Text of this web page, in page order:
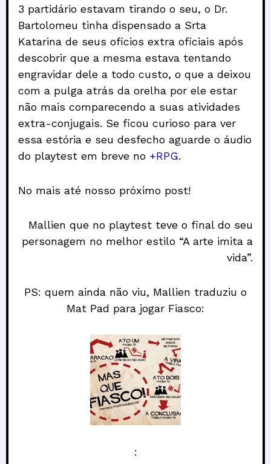
3 partidário estavam tirando o seu, o Dr.
Bartolomeu tinha dispensado a Srta
Katarina de seus ofícios extra oficiais após
descobrir que a mesma estava tentando
engravidar dele a todo custo, o que a deixou
com a pulga atrás da orelha por ele estar
não mais comparecendo a suas atividades
extra-conjugais. Se ficou curioso para ver
essa estória e seu desfecho aguarde o áudio
do playtest em breve no +RPG.
No mais até nosso próximo post!
Mallien que no playtest teve o final do seu
personagem no melhor estilo “A arte imita a
vida”.
PS: quem ainda não viu, Mallien traduziu o
Mat Pad para jogar Fiasco:
: